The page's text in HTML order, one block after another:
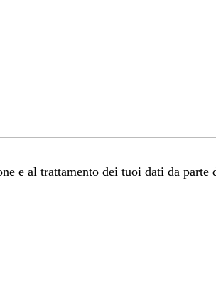
e al trattamento dei tuoi dati da parte